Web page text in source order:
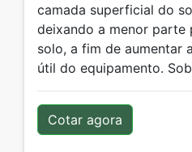
camada superficial do
deixando a menor parte
solo, a fim de aumentar
útil do equipamento.
Cotar agora